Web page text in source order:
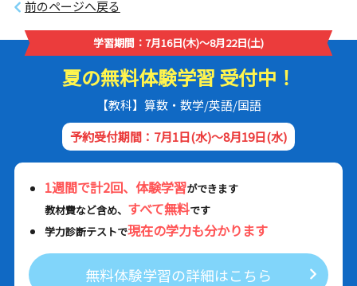
前のページへ戻る
学習期間：7月16日(木)～8月22日(土)
夏の無料体験学習 受付中！
【教科】算数・数学/英語/国語
予約受付期間：7月1日(水)～8月19日(水)
1週間で計2回、体験学習ができます
教材費など含め、 すべて無料です
学力診断テストで現在の学力も分かります
無料体験学習の詳細はこちら